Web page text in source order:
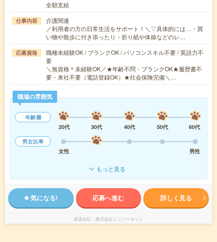
全額支給
仕事内容
介護関連
／利用者の方の日常生活をサポート！＼▽具体的には…・買
い物や散歩に付き添ったり・折り紙や体操などのレ…
応募資格
職種未経験OK / ブランクOK / パソコンスキル不要 / 英語力不
要
＼無資格＊未経験OK／★年齢不問・ブランクOK★履歴書不
要・来社不要（電話登録OK）★社会保険完備＼…
職場の雰囲気
年齢層
20代
30代 40代 50代
60代
男女比率
女性
男性
もっと見る
気になる! 応募へ進む 詳しく見る
派遣会社 株式会社ニッソーネット